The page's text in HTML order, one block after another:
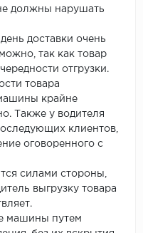
должны нарушать
доставки очень
так как товар
отгрузки.
товара
крайне
Также у водителя
клиентов,
оговоренного с
силами стороны,
выгрузку товара
машины путем